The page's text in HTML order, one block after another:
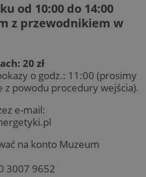
od 10:00 do 14:00
z przewodnikiem w
20 zł
o godz.: 11:00 (prosimy
z powodu procedury wejścia).
e-mail:
na konto Muzeum
3007 9652